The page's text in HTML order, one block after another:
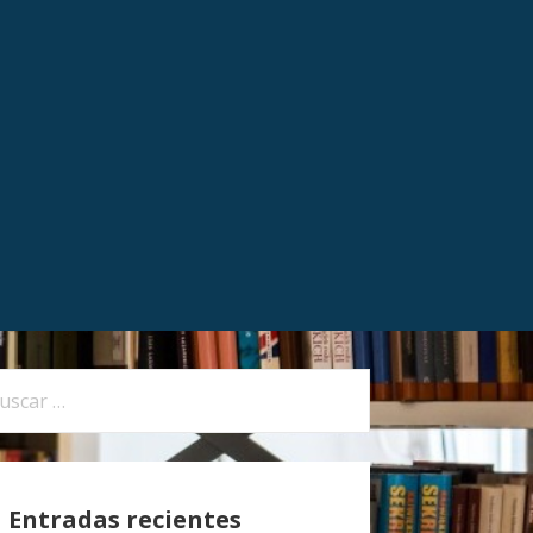
Entradas recientes